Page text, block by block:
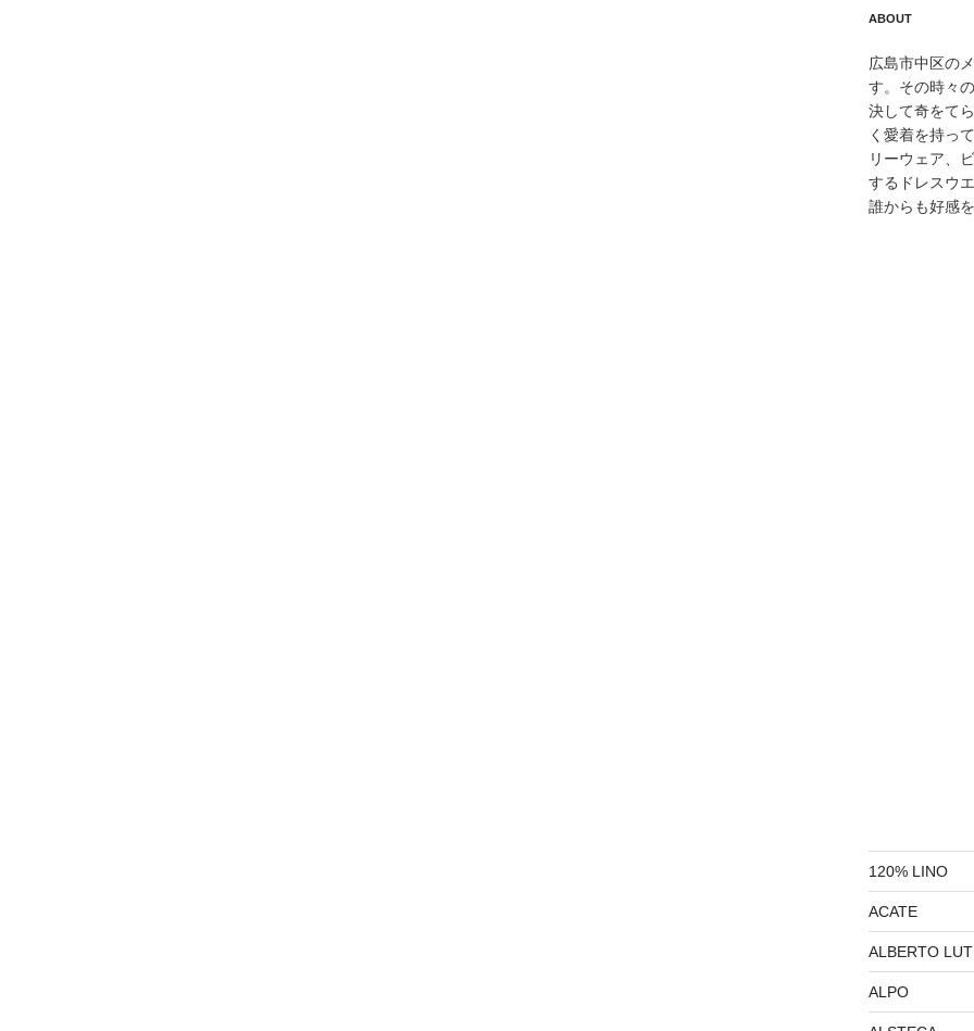
ABOUT
広島市中区の
す。その時々
決して奇をて
く愛着を持っ
リーウェア、
するドレスウ
誰からも好感
120% LINO
ACATE
ALBERTO
ALPO